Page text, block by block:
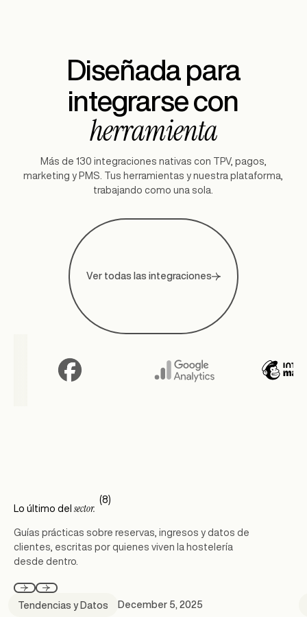
Diseñada para
integrarse con
herramienta
Más de 130 integraciones nativas con TPV, pagos,
marketing y PMS. Tus herramientas y nuestra plataforma,
trabajando como una sola.
Ver todas las integraciones
Lo último del sector.
(8)
Guías prácticas sobre reservas, ingresos y datos de
clientes, escritas por quienes viven la hostelería
desde dentro.
Tendencias y Datos December 5, 2025